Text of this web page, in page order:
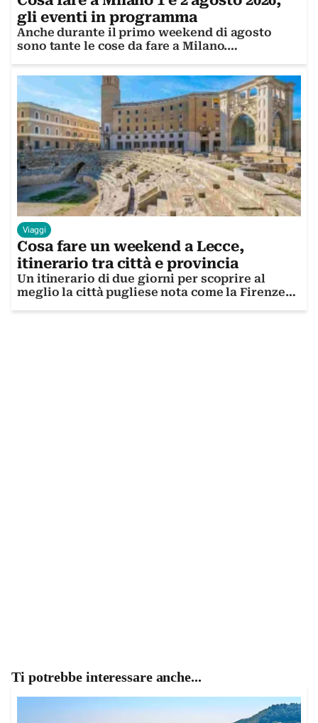
gli eventi in programma
Anche durante il primo weekend di agosto
sono tante le cose da fare a Milano.
Viaggi
Cosa fare un weekend a Lecce,
itinerario tra città e provincia
Un itinerario di due giorni per scoprire al
meglio la città pugliese nota come la Firenze
Ti potrebbe interessare anche...